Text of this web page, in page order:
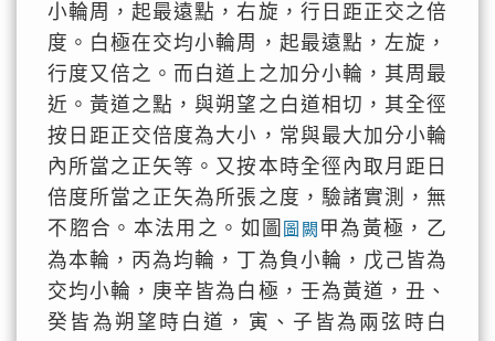
小輪周，起最遠點，右旋，行日距正交之倍
度。白極在交均小輪周，起最遠點，左旋，
行度又倍之。而白道上之加分小輪，其周最
近。黃道之點，與朔望之白道相切，其全徑
按日距正交倍度為大小，常與最大加分小輪
內所當之正矢等。又按本時全徑內取月距日
倍度所當之正矢為所張之度，驗諸實測，無
不脗合。本法用之。如圖 圖闕 甲為黃極，乙
為本輪，丙為均輪，丁為負小輪，戊己皆為
交均小輪，庚辛皆為白極，壬為黃道，丑、
癸皆為朔望時白道，寅、子皆為兩弦時白